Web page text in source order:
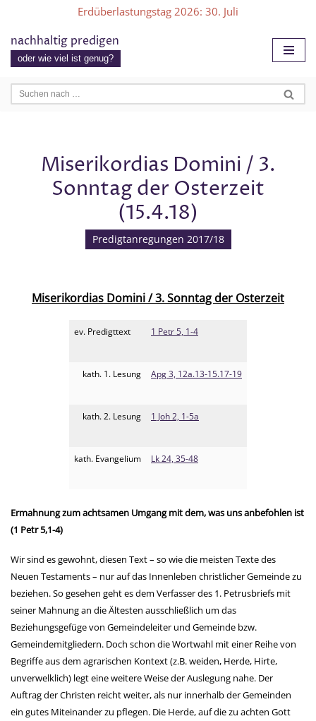
Zum
Inhalt
Erdüberlastungstag 2026: 30. Juli
nachhaltig predigen
oder wie viel ist genug?
Miserikordias Domini / 3.
Sonntag der Osterzeit
(15.4.18)
Predigtanregungen 2017/18
Miserikordias Domini / 3. Sonntag der Osterzeit
ev. Predigttext
kath. 1. Lesung
kath. 2. Lesung
kath. Evangelium
1 Petr 5, 1-4
Apg 3, 12a.13-15.17-19
1 Joh 2, 1-5a
Lk 24, 35-48
Ermahnung zum achtsamen Umgang mit dem, was uns anbefohlen ist
(1 Petr 5,1-4)
Wir sind es gewohnt, diesen Text – so wie die meisten Texte des
Neuen Testaments – nur auf das Innenleben christlicher Gemeinde zu
beziehen. So gesehen geht es dem Verfasser des 1. Petrusbriefs mit
seiner Mahnung an die Ältesten ausschließlich um das
Beziehungsgefüge von Gemeindeleiter und Gemeinde bzw.
Gemeindemitgliedern. Doch schon die Wortwahl mit einer Reihe von
Begriffe aus dem agrarischen Kontext (z.B. weiden, Herde, Hirte,
unverwelklich) legt eine weitere Weise der Auslegung nahe. Der
Auftrag der Christen reicht weiter, als nur innerhalb der Gemeinden
ein gutes Miteinander zu pflegen. Die Herde, auf die zu achten Gott